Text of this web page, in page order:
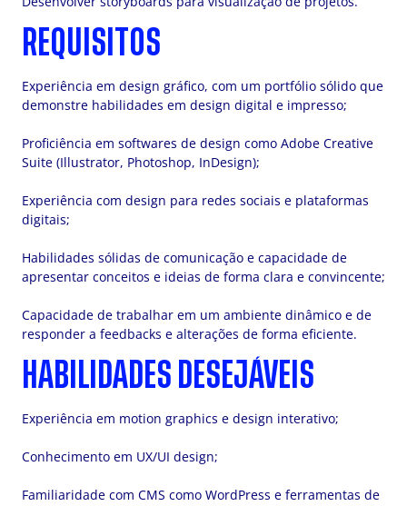
REQUISITOS
Experiência em design gráfico, com um portfólio sólido que
demonstre habilidades em design digital e impresso;
Proficiência em softwares de design como Adobe Creative
Suite (Illustrator, Photoshop, InDesign);
Experiência com design para redes sociais e plataformas
digitais;
Habilidades sólidas de comunicação e capacidade de
apresentar conceitos e ideias de forma clara e convincente;
Capacidade de trabalhar em um ambiente dinâmico e de
responder a feedbacks e alterações de forma eficiente.
HABILIDADES DESEJÁVEIS
Experiência em motion graphics e design interativo;
Conhecimento em UX/UI design;
Familiaridade com CMS como WordPress e ferramentas de